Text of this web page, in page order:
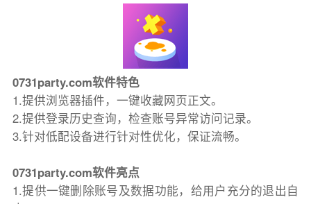
0731party.com软件特色
1.提供浏览器插件，一键收藏网页正文。
2.提供登录历史查询，检查账号异常访问记录。
3.针对低配设备进行针对性优化，保证流畅。
0731party.com软件亮点
1.提供一键删除账号及数据功能，给用户充分的退出自